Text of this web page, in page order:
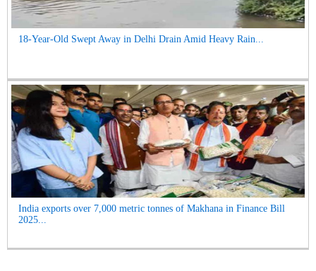
18-Year-Old Swept Away in Delhi Drain Amid Heavy Rain...
India exports over 7,000 metric tonnes of Makhana in Finance Bill
2025...